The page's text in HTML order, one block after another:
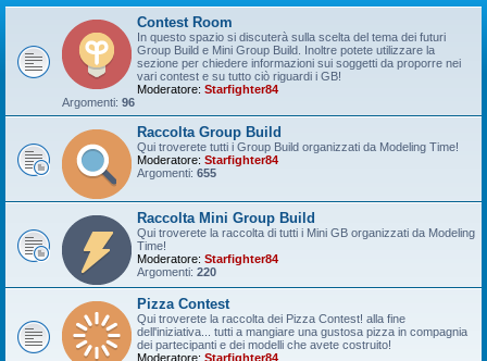
Contest Room
In questo spazio si discuterà sulla scelta del tema dei futuri
Group Build e Mini Group Build. Inoltre potete utilizzare la
sezione per chiedere informazioni sui soggetti da proporre nei
vari contest e su tutto ciò riguardi i GB!
Moderatore: Starfighter84
Argomenti: 96
Raccolta Group Build
Qui troverete tutti i Group Build organizzati da Modeling Time!
Moderatore: Starfighter84
Argomenti: 655
Raccolta Mini Group Build
Qui troverete la raccolta di tutti i Mini GB organizzati da Modeling
Time!
Moderatore: Starfighter84
Argomenti: 220
Pizza Contest
Qui troverete la raccolta dei Pizza Contest! alla fine
dell'iniziativa... tutti a mangiare una gustosa pizza in compagnia
dei partecipanti e dei modelli che avete costruito!
Moderatore: Starfighter84